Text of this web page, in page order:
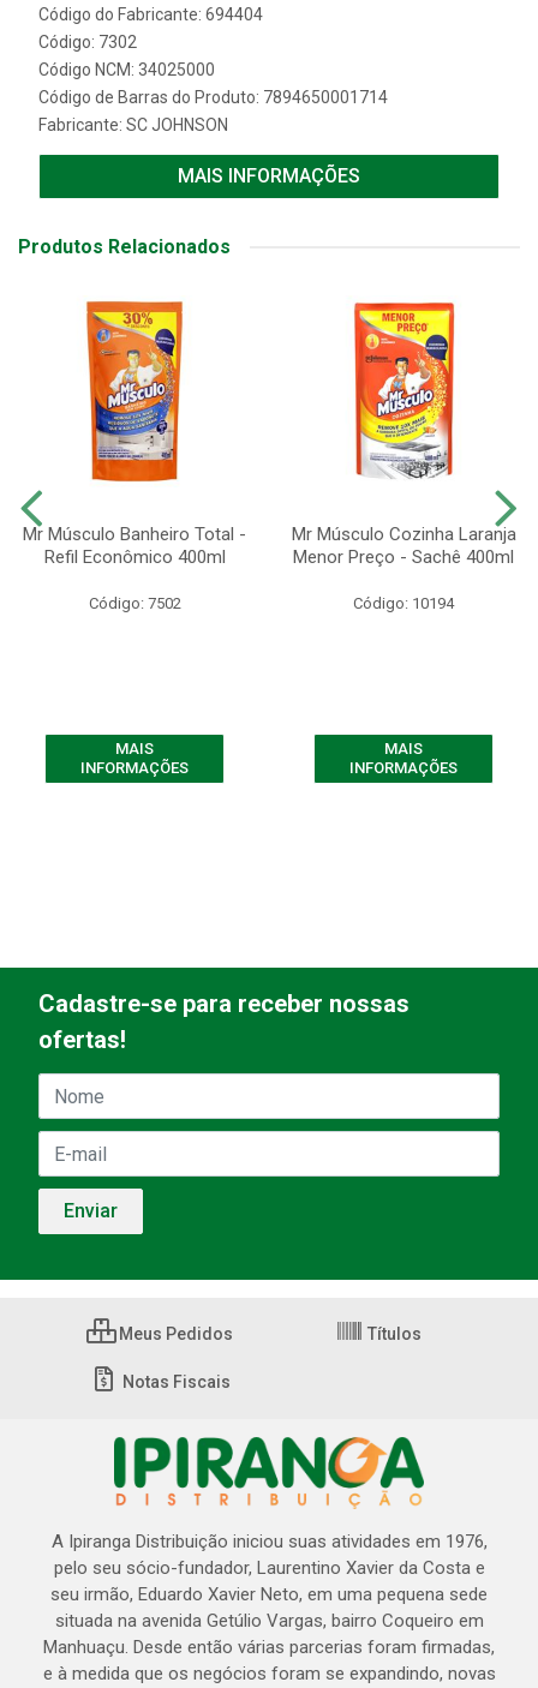
Código do Fabricante: 694404
Código: 7302
Código NCM: 34025000
Código de Barras do Produto: 7894650001714
Fabricante: SC JOHNSON
MAIS INFORMAÇÕES
Produtos Relacionados
Mr Músculo Banheiro Total -
Refil Econômico 400ml
Código: 7502
MAIS
INFORMAÇÕES
Mr Músculo Cozinha Laranja
Menor Preço - Sachê 400ml
Código: 10194
MAIS
INFORMAÇÕES
Cadastre-se para receber nossas
ofertas!
Meus Pedidos Títulos
Notas Fiscais
A Ipiranga Distribuição iniciou suas atividades em 1976,
pelo seu sócio-fundador, Laurentino Xavier da Costa e
seu irmão, Eduardo Xavier Neto, em uma pequena sede
situada na avenida Getúlio Vargas, bairro Coqueiro em
Manhuaçu. Desde então várias parcerias foram firmadas,
e à medida que os negócios foram se expandindo, novas